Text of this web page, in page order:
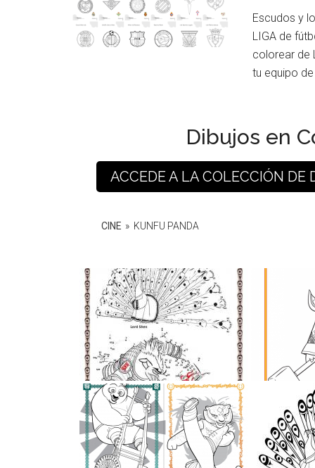
Escudos y
LIGA de
colorear de
tu equipo
Dibujos en
ACCEDE A LA COLECCIÓN DE
CINE » KUNFU PANDA